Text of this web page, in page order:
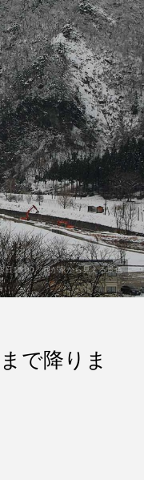
日15:00 我が家から見える景色
で降りま